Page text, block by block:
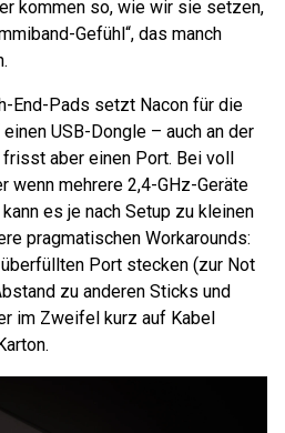
kommen so, wie wir sie setzen,
Gefühl“, das manch
End-Pads setzt Nacon für die
USB-Dongle – auch an der
aber einen Port. Bei voll
wenn mehrere 2,4-GHz-Geräte
es je nach Setup zu kleinen
pragmatischen Workarounds:
Port stecken (zur Not
zu anderen Sticks und
im Zweifel kurz auf Kabel